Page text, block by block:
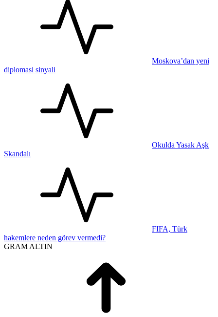
Moskova’dan yeni
diplomasi sinyali
Okulda Yasak Aşk
Skandalı
FIFA, Türk
hakemlere neden görev vermedi?
GRAM ALTIN